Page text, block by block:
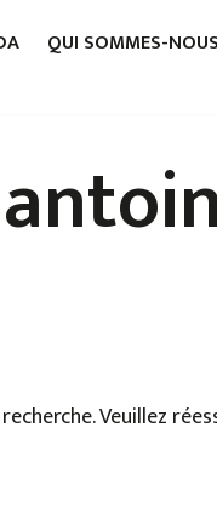
QUI SOMMES-
Veuillez